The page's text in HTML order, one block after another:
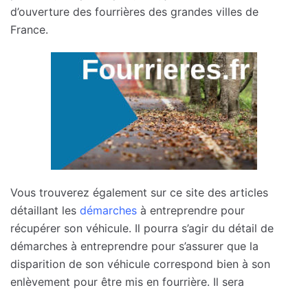
d’ouverture des fourrières des grandes villes de
France.
Vous trouverez également sur ce site des articles
détaillant les démarches à entreprendre pour
récupérer son véhicule. Il pourra s’agir du détail de
démarches à entreprendre pour s’assurer que la
disparition de son véhicule correspond bien à son
enlèvement pour être mis en fourrière. Il sera